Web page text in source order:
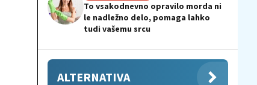
To vsakodnevno opravilo morda ni
le nadležno delo, pomaga lahko
tudi vašemu srcu
ALTERNATIVA